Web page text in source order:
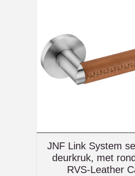
JNF Link System
deurkruk, met
RVS-Leather